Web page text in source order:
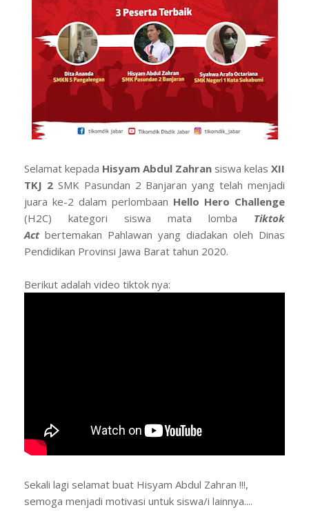
Selamat kepada Hisyam Abdul Zahran siswa kelas XII
TKJ 2SMK Pasundan 2 Banjaran yang telah menjadi
juara ke-2 dalam perlombaan Hello Hero Challenge
(H2C) kategori siswa mata lomba Tiktok
Actbertemakan Pahlawan yang diadakan oleh Dinas
Pendidikan Provinsi Jawa Barat tahun 2020.
Berikut adalah video tiktok nya:
Sekali lagi selamat buat Hisyam Abdul Zahran !!!,
semoga menjadi motivasi untuk siswa/i lainnya....